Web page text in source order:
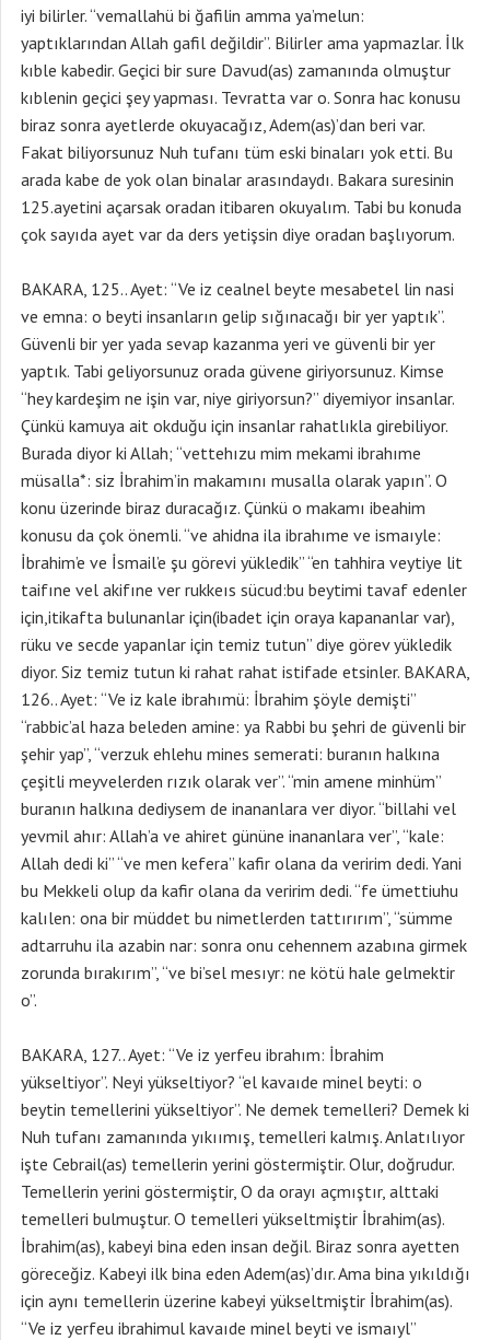
iyi bilirler. “vemallahü bi ğafilin amma ya’melun:
yaptıklarından Allah gafil değildir”. Bilirler ama yapmazlar. İlk
kıble kabedir. Geçici bir sure Davud(as) zamanında olmuştur
kıblenin geçici şey yapması. Tevratta var o. Sonra hac konusu
biraz sonra ayetlerde okuyacağız, Adem(as)’dan beri var.
Fakat biliyorsunuz Nuh tufanı tüm eski binaları yok etti. Bu
arada kabe de yok olan binalar arasındaydı. Bakara suresinin
125.ayetini açarsak oradan itibaren okuyalım. Tabi bu konuda
çok sayıda ayet var da ders yetişsin diye oradan başlıyorum.
BAKARA, 125.. Ayet: “Ve iz cealnel beyte mesabetel lin nasi
ve emna: o beyti insanların gelip sığınacağı bir yer yaptık”.
Güvenli bir yer yada sevap kazanma yeri ve güvenli bir yer
yaptık. Tabi geliyorsunuz orada güvene giriyorsunuz. Kimse
“hey kardeşim ne işin var, niye giriyorsun?” diyemiyor insanlar.
Çünkü kamuya ait okduğu için insanlar rahatlıkla girebiliyor.
Burada diyor ki Allah; “vettehızu mim mekami ibrahıme
müsalla*: siz İbrahim’in makamını musalla olarak yapın”. O
konu üzerinde biraz duracağız. Çünkü o makamı ibeahim
konusu da çok önemli. “ve ahidna ila ibrahıme ve ismaıyle:
İbrahim’e ve İsmail’e şu görevi yükledik” “en tahhira veytiye lit
taifıne vel akifıne ver rukkeıs sücud:bu beytimi tavaf edenler
için,itikafta bulunanlar için(ibadet için oraya kapananlar var),
rüku ve secde yapanlar için temiz tutun” diye görev yükledik
diyor. Siz temiz tutun ki rahat rahat istifade etsinler. BAKARA,
126.. Ayet: “Ve iz kale ibrahımü: İbrahim şöyle demişti”
“rabbic’al haza beleden amine: ya Rabbi bu şehri de güvenli bir
şehir yap”, “verzuk ehlehu mines semerati: buranın halkına
çeşitli meyvelerden rızık olarak ver”. “min amene minhüm”
buranın halkına dediysem de inananlara ver diyor. “billahi vel
yevmil ahır: Allah’a ve ahiret gününe inananlara ver”, “kale:
Allah dedi ki” “ve men kefera” kafir olana da veririm dedi. Yani
bu Mekkeli olup da kafir olana da veririm dedi. “fe ümettiuhu
kalılen: ona bir müddet bu nimetlerden tattırırım”, “sümme
adtarruhu ila azabin nar: sonra onu cehennem azabına girmek
zorunda bırakırım”, “ve bi’sel mesıyr: ne kötü hale gelmektir
o”.
BAKARA, 127.. Ayet: “Ve iz yerfeu ibrahım: İbrahim
yükseltiyor”. Neyi yükseltiyor? “el kavaıde minel beyti: o
beytin temellerini yükseltiyor”. Ne demek temelleri? Demek ki
Nuh tufanı zamanında yıkıımış, temelleri kalmış. Anlatılıyor
işte Cebrail(as) temellerin yerini göstermiştir. Olur, doğrudur.
Temellerin yerini göstermiştir, O da orayı açmıştır, alttaki
temelleri bulmuştur. O temelleri yükseltmiştir İbrahim(as).
İbrahim(as), kabeyi bina eden insan değil. Biraz sonra ayetten
göreceğiz. Kabeyi ilk bina eden Adem(as)’dır. Ama bina yıkıldığı
için aynı temellerin üzerine kabeyi yükseltmiştir İbrahim(as).
“Ve iz yerfeu ibrahimul kavaıde minel beyti ve ismaıyl”